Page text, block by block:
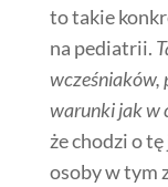
to takie
na pediatrii.
wcześniaków,
warunki jak w
że chodzi o
osoby w tym